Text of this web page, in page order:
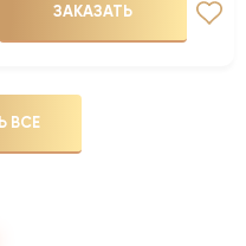
ЗАКАЗАТЬ
ВСЕ